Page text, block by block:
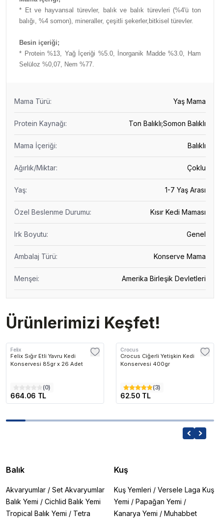
* Et ve hayvansal türevler, balık ve balık türevleri (%4'ü ton
balığı, %4 somon), mineraller, çeşitli şekerler,bitkisel türevler.
Besin içeriği;
* Protein %13, Yağ İçeriği %5.0, İnorganik Madde %3.0, Ham
Selüloz %0,07, Nem %77.
Mama Türü: Yaş Mama
Protein Kaynağı: Ton Balıklı;Somon Balıklı
Mama İçeriği: Balıklı
Ağırlık/Miktar: Çoklu
Yaş: 1-7 Yaş Arası
Özel Beslenme Durumu: Kısır Kedi Maması
Irk Boyutu: Genel
Ambalaj Türü: Konserve Mama
Menşei: Amerika Birleşik Devletleri
Ürünlerimizi Keşfet!
Felix
Felix Sığır Etli Yavru Kedi
Konservesi 85gr x 26 Adet
(0)
664.06 TL
Crocus
Crocus Ciğerli Yetişkin Kedi
Konservesi 400gr
(3)
62.50 TL
Balık
Akvaryumlar / Set Akvaryumlar
Balık Yemi / Cichlid Balık Yemi
Tropical Balık Yemi / Tetra
Kuş
Kuş Yemleri / Versele Laga Kuş
Yemi / Papağan Yemi /
Kanarya Yemi / Muhabbet